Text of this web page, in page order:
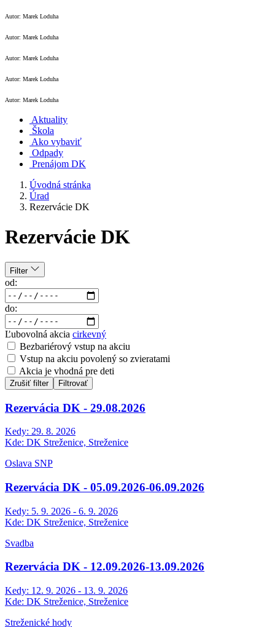
Autor: Marek Loduha
Autor: Marek Loduha
Autor: Marek Loduha
Autor: Marek Loduha
Autor: Marek Loduha
Aktuality
Škola
Ako vybaviť
Odpady
Prenájom DK
Úvodná stránka
Úrad
Rezervácie DK
Rezervácie DK
Filter
od:
do:
Ľubovolná akcia cirkevný
Bezbariérový vstup na akciu
Vstup na akciu povolený so zvieratami
Akcia je vhodná pre deti
Zrušiť filter Filtrovať
Rezervácia DK - 29.08.2026
Kedy: 29. 8. 2026
Kde: DK Streženice, Streženice
Oslava SNP
Rezervácia DK - 05.09.2026-06.09.2026
Kedy: 5. 9. 2026 - 6. 9. 2026
Kde: DK Streženice, Streženice
Svadba
Rezervácia DK - 12.09.2026-13.09.2026
Kedy: 12. 9. 2026 - 13. 9. 2026
Kde: DK Streženice, Streženice
Streženické hody